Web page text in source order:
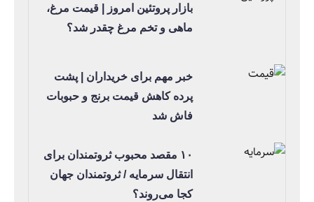
بازار پروتئین امروز | قیمت مرغ،
ماهی و تخم مرغ چقدر شد؟
خبر مهم برای خریداران | پشت
پرده کاهش قیمت برنج و حبوبات
فاش شد
۱۰ مقصد محبوب ثروتمندان برای
انتقال سرمایه / ثروتمندان جهان
کجا می‌روند؟